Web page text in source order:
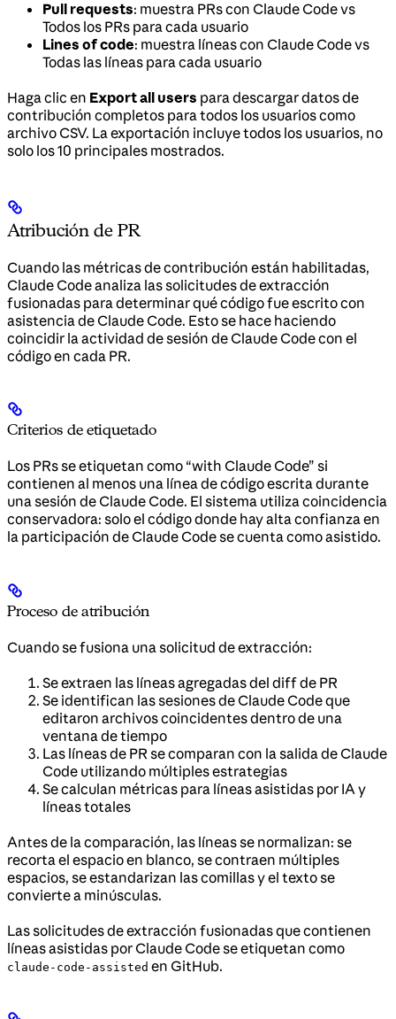
Pull requests: muestra PRs con Claude Code vs
Todos los PRs para cada usuario
Lines of code: muestra líneas con Claude Code vs
Todas las líneas para cada usuario
Haga clic en Export all users para descargar datos de
contribución completos para todos los usuarios como
archivo CSV. La exportación incluye todos los usuarios, no
solo los 10 principales mostrados.
Atribución de PR
Cuando las métricas de contribución están habilitadas,
Claude Code analiza las solicitudes de extracción
fusionadas para determinar qué código fue escrito con
asistencia de Claude Code. Esto se hace haciendo
coincidir la actividad de sesión de Claude Code con el
código en cada PR.
Criterios de etiquetado
Los PRs se etiquetan como “with Claude Code” si
contienen al menos una línea de código escrita durante
una sesión de Claude Code. El sistema utiliza coincidencia
conservadora: solo el código donde hay alta confianza en
la participación de Claude Code se cuenta como asistido.
Proceso de atribución
Cuando se fusiona una solicitud de extracción:
Se extraen las líneas agregadas del diff de PR
Se identifican las sesiones de Claude Code que
editaron archivos coincidentes dentro de una
ventana de tiempo
Las líneas de PR se comparan con la salida de Claude
Code utilizando múltiples estrategias
Se calculan métricas para líneas asistidas por IA y
líneas totales
Antes de la comparación, las líneas se normalizan: se
recorta el espacio en blanco, se contraen múltiples
espacios, se estandarizan las comillas y el texto se
convierte a minúsculas.
Las solicitudes de extracción fusionadas que contienen
líneas asistidas por Claude Code se etiquetan como
claude-code-assisted en GitHub.